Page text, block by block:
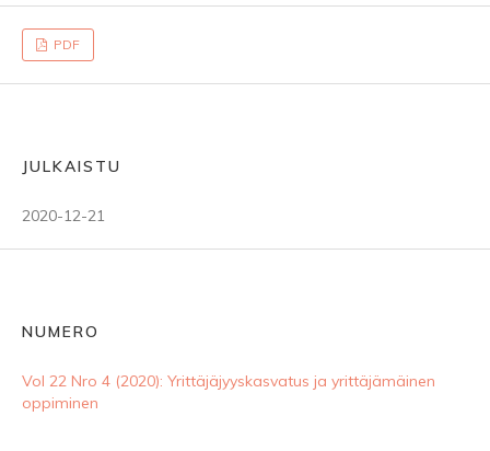
PDF
JULKAISTU
2020-12-21
NUMERO
Vol 22 Nro 4 (2020): Yrittäjäjyyskasvatus ja yrittäjämäinen
oppiminen